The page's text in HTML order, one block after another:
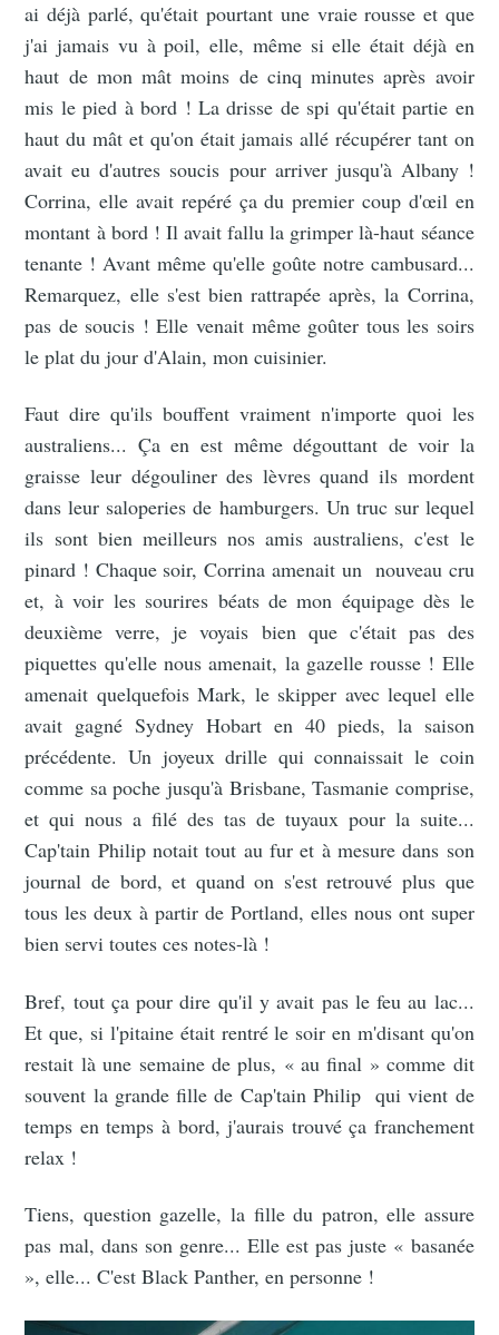
ai déjà parlé, qu'était pourtant une vraie rousse et que
j'ai jamais vu à poil, elle, même si elle était déjà en
haut de mon mât moins de cinq minutes après avoir
mis le pied à bord ! La drisse de spi qu'était partie en
haut du mât et qu'on était jamais allé récupérer tant on
avait eu d'autres soucis pour arriver jusqu'à Albany !
Corrina, elle avait repéré ça du premier coup d'œil en
montant à bord ! Il avait fallu la grimper là-haut séance
tenante ! Avant même qu'elle goûte notre cambusard...
Remarquez, elle s'est bien rattrapée après, la Corrina,
pas de soucis ! Elle venait même goûter tous les soirs
le plat du jour d'Alain, mon cuisinier.
Faut dire qu'ils bouffent vraiment n'importe quoi les
australiens... Ça en est même dégouttant de voir la
graisse leur dégouliner des lèvres quand ils mordent
dans leur saloperies de hamburgers. Un truc sur lequel
ils sont bien meilleurs nos amis australiens, c'est le
pinard ! Chaque soir, Corrina amenait un nouveau cru
et, à voir les sourires béats de mon équipage dès le
deuxième verre, je voyais bien que c'était pas des
piquettes qu'elle nous amenait, la gazelle rousse ! Elle
amenait quelquefois Mark, le skipper avec lequel elle
avait gagné Sydney Hobart en 40 pieds, la saison
précédente. Un joyeux drille qui connaissait le coin
comme sa poche jusqu'à Brisbane, Tasmanie comprise,
et qui nous a filé des tas de tuyaux pour la suite...
Cap'tain Philip notait tout au fur et à mesure dans son
journal de bord, et quand on s'est retrouvé plus que
tous les deux à partir de Portland, elles nous ont super
bien servi toutes ces notes-là !
Bref, tout ça pour dire qu'il y avait pas le feu au lac...
Et que, si l'pitaine était rentré le soir en m'disant qu'on
restait là une semaine de plus, « au final » comme dit
souvent la grande fille de Cap'tain Philip qui vient de
temps en temps à bord, j'aurais trouvé ça franchement
relax !
Tiens, question gazelle, la fille du patron, elle assure
pas mal, dans son genre... Elle est pas juste « basanée
», elle... C'est Black Panther, en personne !